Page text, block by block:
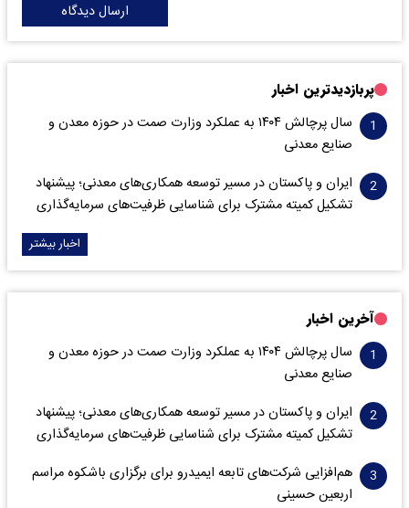
ارسال دیدگاه
پربازدیدترین اخبار
سال پرچالش ۱۴۰۴ به عملکرد وزارت صمت در حوزه معدن و
صنایع معدنی
ایران و پاکستان در مسیر توسعه همکاری‌های معدنی؛ پیشنهاد
تشکیل کمیته مشترک برای شناسایی ظرفیت‌های سرمایه‌گذاری
اخبار بیشتر
آخرین اخبار
سال پرچالش ۱۴۰۴ به عملکرد وزارت صمت در حوزه معدن و
صنایع معدنی
ایران و پاکستان در مسیر توسعه همکاری‌های معدنی؛ پیشنهاد
تشکیل کمیته مشترک برای شناسایی ظرفیت‌های سرمایه‌گذاری
هم‌افزایی شرکت‌های تابعه ایمیدرو برای برگزاری باشکوه مراسم
اربعین حسینی